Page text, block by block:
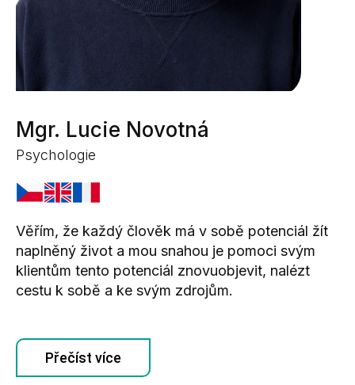
Mgr. Lucie Novotná
Psychologie
Věřím, že každý člověk má v sobě potenciál žít
naplněný život a mou snahou je pomoci svým
klientům tento potenciál znovuobjevit, nalézt
cestu k sobě a ke svým zdrojům.
Přečíst více